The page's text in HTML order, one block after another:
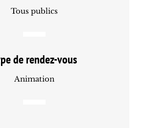
Tous publics
de rendez-vous
Animation